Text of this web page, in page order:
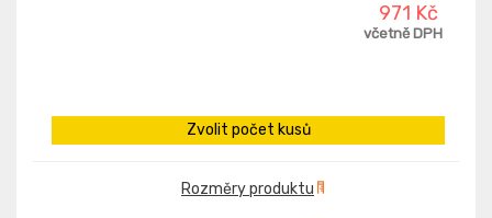
971 Kč
včetně DPH
Zvolit počet kusů
Rozměry produktu